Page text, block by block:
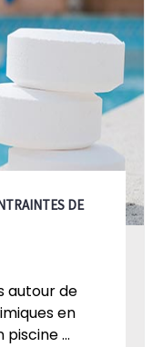
DE
autour de
en
...